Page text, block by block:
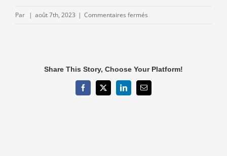
Par | août 7th, 2023 | Commentaires fermés
Share This Story, Choose Your Platform!
Facebook
X LinkedInEmail